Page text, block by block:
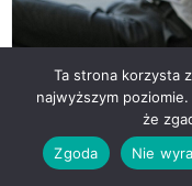
Ta strona korzysta
najwyższym
że
Zgoda
Nie